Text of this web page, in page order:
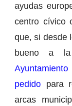
ayudas
centro cívico
que, si desde
bueno a
pedido para
arcas